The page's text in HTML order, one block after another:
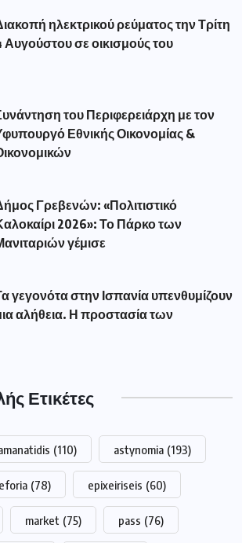
ηλεκτρικού ρεύματος την Τρίτη
Αυγούστου σε οικισμούς του
του Περιφερειάρχη με τον
Εθνικής Οικονομίας &
Γρεβενών: «Πολιτιστικό
2026»: Το Πάρκο των
γέμισε
γεγονότα στην Ισπανία υπενθυμίζουν
αλήθεια. Η προστασία των
Ετικέτες
(110) astynomia (193)
eforia (78) epixeiriseis (60)
market (75) pass (76)